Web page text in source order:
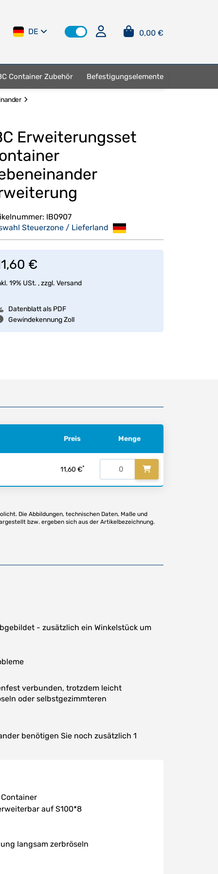
DE 0,00 €
Container Zubehör Befestigungselemente
Erweiterungsset
IB0907
Steuerzone / Lieferland
€
19% USt. , zzgl. Versand
Datenblatt als PDF
Gewindekennung Zoll
Preis Menge
11,60 €*
Die Abbildungen, technischen Daten, Maße und
bzw. ergeben sich aus der Artikelbezeichnung.
- zusätzlich ein Winkelstück um
verbunden, trotzdem leicht
oder selbstgezimmteren
benötigen Sie noch zusätzlich 1
auf S100*8
langsam zerbröseln